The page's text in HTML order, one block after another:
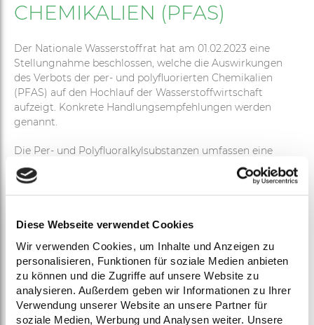
Diese Webseite verwendet Cookies
Wir verwenden Cookies, um Inhalte und Anzeigen zu
personalisieren, Funktionen für soziale Medien anbieten
zu können und die Zugriffe auf unsere Website zu
analysieren. Außerdem geben wir Informationen zu Ihrer
Verwendung unserer Website an unsere Partner für
soziale Medien, Werbung und Analysen weiter. Unsere
CHEMIKALIEN (PFAS)
Der Nationale Wasserstoffrat hat am 01.02.2023 eine
Stellungnahme beschlossen, welche die Auswirkungen
des Verbots der per- und polyfluorierten Chemikalien
(PFAS) auf den Hochlauf der Wasserstoffwirtschaft
aufzeigt. Konkrete Handlungsempfehlungen werden
genannt.
Die Per- und Polyfluoralkylsubstanzen umfassen eine
Klasse von tausenden von synthetischen
Industriechemikalien. PFAS weisen einzigartige
chemisch-physikalische Eigenschaften auf. Diese machen
Schlüsselkomponenten für Elektrolyseure und
Batterien. Hier werden höchste Anforderungen an die
chemische und thermische Beständigkeit gestellt, die
bisher nur mit Hilfe der PFAS erfüllt werden können.
Nach dem REACH-Beschränkungsprozess kann die EU-